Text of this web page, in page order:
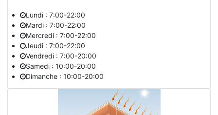
Lundi : 7:00-22:00
Mardi : 7:00-22:00
Mercredi : 7:00-22:00
Jeudi : 7:00-22:00
Vendredi : 7:00-20:00
Samedi : 10:00-20:00
Dimanche : 10:00-20:00